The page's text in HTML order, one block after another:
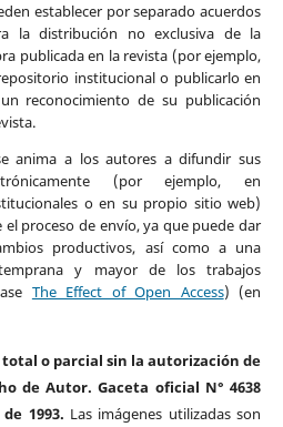
establecer por separado acuerdos
la distribución no exclusiva de la
publicada en la revista (por ejemplo,
institucional o publicarlo en
reconocimiento de su publicación
anima a los autores a difundir sus
(por ejemplo, en
o en su propio sitio web)
proceso de envío, ya que puede dar
productivos, así como a una
y mayor de los trabajos
The Effect of Open Access) (en
o parcial sin la autorización de
de Autor. Gaceta oficial N° 4638
1993. Las imágenes utilizadas son